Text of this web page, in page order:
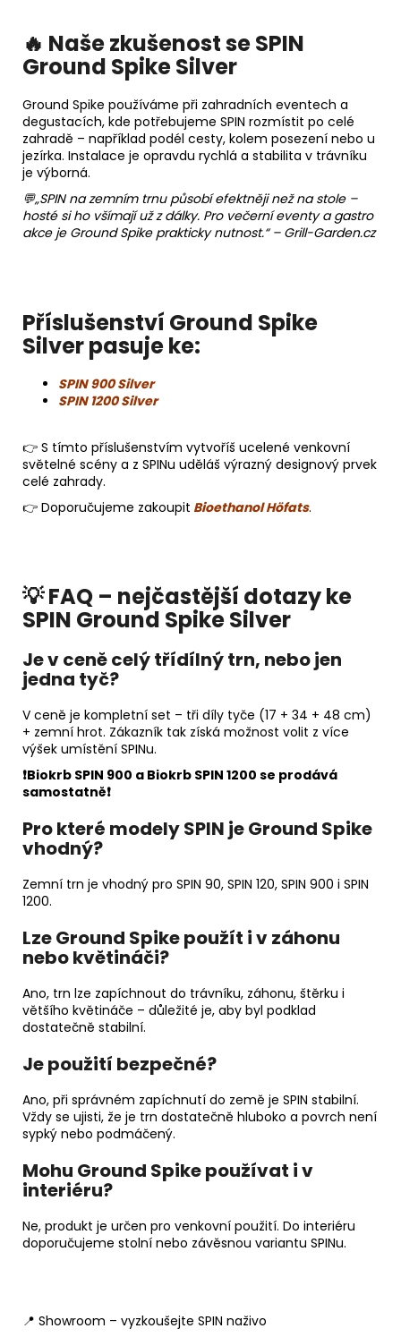
🔥 Naše zkušenost se SPIN
Ground Spike Silver
Ground Spike používáme při zahradních eventech a
degustacích, kde potřebujeme SPIN rozmístit po celé
zahradě – například podél cesty, kolem posezení nebo u
jezírka. Instalace je opravdu rychlá a stabilita v trávníku
je výborná.
💬„SPIN na zemním trnu působí efektněji než na stole –
hosté si ho všímají už z dálky. Pro večerní eventy a gastro
akce je Ground Spike prakticky nutnost.“ – Grill-Garden.cz
Příslušenství Ground Spike
Silver pasuje ke:
SPIN 900 Silver
SPIN 1200 Silver
👉 S tímto příslušenstvím vytvoříš ucelené venkovní
světelné scény a z SPINu uděláš výrazný designový prvek
celé zahrady.
👉 Doporučujeme zakoupit Bioethanol Höfats.
💡 FAQ – nejčastější dotazy ke
SPIN Ground Spike Silver
Je v ceně celý třídílný trn, nebo jen
jedna tyč?
V ceně je kompletní set – tři díly tyče (17 + 34 + 48 cm)
+ zemní hrot. Zákazník tak získá možnost volit z více
výšek umístění SPINu.
❗️Biokrb SPIN 900 a Biokrb SPIN 1200 se prodává
samostatně❗️
Pro které modely SPIN je Ground Spike
vhodný?
Zemní trn je vhodný pro SPIN 90, SPIN 120, SPIN 900 i SPIN
1200.
Lze Ground Spike použít i v záhonu
nebo květináči?
Ano, trn lze zapíchnout do trávníku, záhonu, štěrku i
většího květináče – důležité je, aby byl podklad
dostatečně stabilní.
Je použití bezpečné?
Ano, při správném zapíchnutí do země je SPIN stabilní.
Vždy se ujisti, že je trn dostatečně hluboko a povrch není
sypký nebo podmáčený.
Mohu Ground Spike používat i v
interiéru?
Ne, produkt je určen pro venkovní použití. Do interiéru
doporučujeme stolní nebo závěsnou variantu SPINu.
📍 Showroom – vyzkoušejte SPIN naživo